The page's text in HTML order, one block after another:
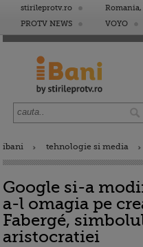
stirileprotv.ro Romania,
PROTV NEWS
VOYO
ibani tehnologie si media
Google si-a
a-l omagia pe
Fabergé,
aristocratiei